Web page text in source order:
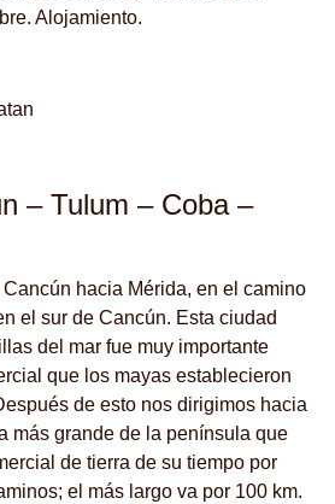
Alojamiento.
– Tulum – Coba –
hacia Mérida, en el camino
el sur de Cancún. Esta ciudad
del mar fue muy importante
que los mayas establecieron
de esto nos dirigimos hacia
más grande de la península que
de tierra de su tiempo por
el más largo va por 100 km.